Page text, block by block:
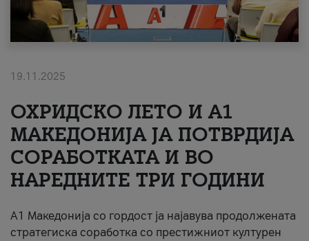
Поддршка
Надополни кредит
#ПодобарОнлајн
19.11.2025
ОХРИДСКО ЛЕТО И A1
МАКЕДОНИЈА ЈА ПОТВРДИЈА
СОРАБОТКАТА И ВО
НАРЕДНИТЕ ТРИ ГОДИНИ
A1 Македонија со гордост ја најавува продолжената
стратегиска соработка со престижниот културен